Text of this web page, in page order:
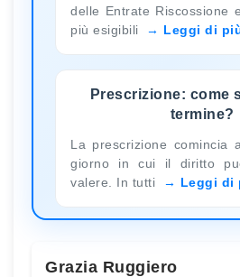
delle Entrate Riscossione
più esigibili
Leggi di
Prescrizione: come
termine?
La prescrizione comincia
giorno in cui il diritto
valere. In tutti
Leggi di
Grazia Ruggiero